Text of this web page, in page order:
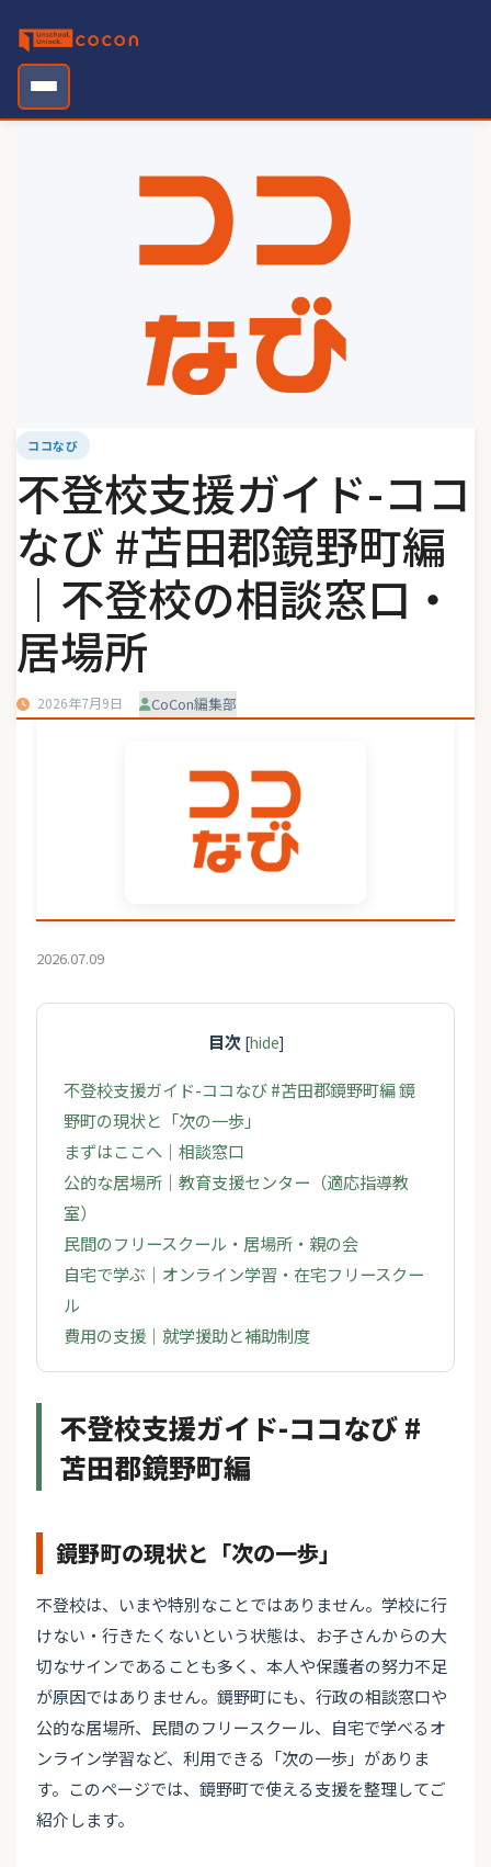
content
ココなび
不登校支援ガイド-ココ
なび #苫田郡鏡野町編
｜不登校の相談窓口・
居場所
2026年7月9日 CoCon編集部
2026.07.09
目次 [hide]
不登校支援ガイド-ココなび #苫田郡鏡野町編 鏡
野町の現状と「次の一歩」
まずはここへ｜相談窓口
公的な居場所｜教育支援センター（適応指導教
室）
民間のフリースクール・居場所・親の会
自宅で学ぶ｜オンライン学習・在宅フリースクー
ル
費用の支援｜就学援助と補助制度
不登校支援ガイド-ココなび #
苫田郡鏡野町編
鏡野町の現状と「次の一歩」
不登校は、いまや特別なことではありません。学校に行
けない・行きたくないという状態は、お子さんからの大
切なサインであることも多く、本人や保護者の努力不足
が原因ではありません。鏡野町にも、行政の相談窓口や
公的な居場所、民間のフリースクール、自宅で学べるオ
ンライン学習など、利用できる「次の一歩」がありま
す。このページでは、鏡野町で使える支援を整理してご
紹介します。